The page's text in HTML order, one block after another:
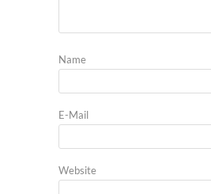
Name
E-Mail
Website